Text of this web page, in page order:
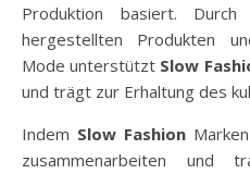
Produktion basiert.
hergestellten Produkten
Mode unterstützt Slow
und trägt zur Erhaltung des
Indem Slow Fashion
zusammenarbeiten und